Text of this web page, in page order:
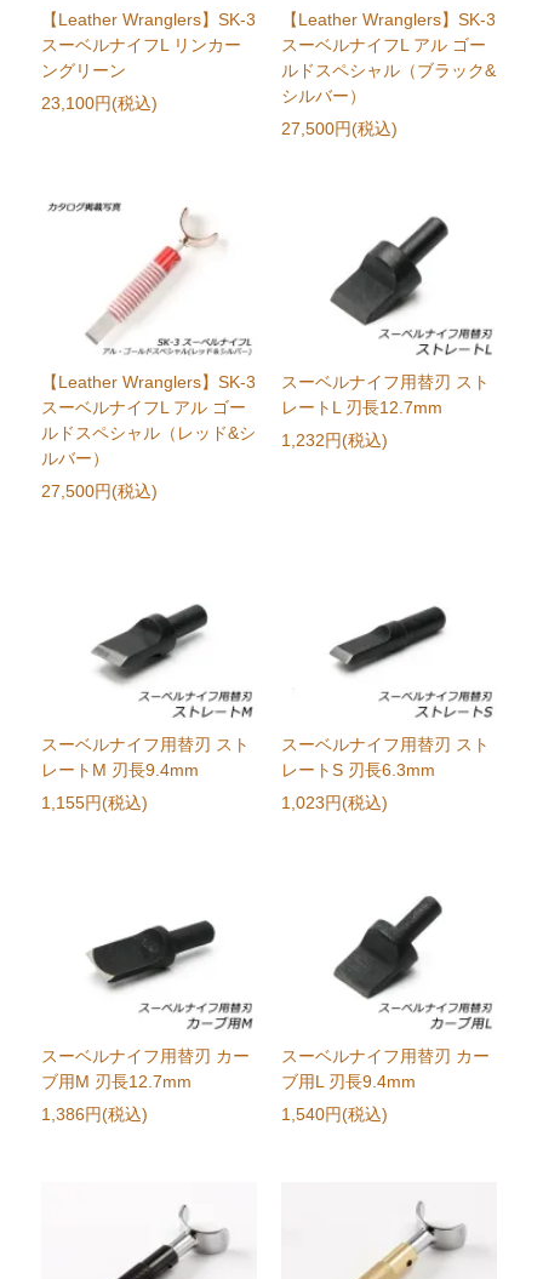
【Leather Wranglers】SK-3
スーベルナイフL リンカー
ングリーン
23,100円(税込)
【Leather Wranglers】SK-3
スーベルナイフL アル ゴー
ルドスペシャル（ブラック&
シルバー）
27,500円(税込)
【Leather Wranglers】SK-3
スーベルナイフL アル ゴー
ルドスペシャル（レッド&シ
ルバー）
27,500円(税込)
スーベルナイフ用替刃 スト
レートL 刃長12.7mm
1,232円(税込)
スーベルナイフ用替刃 スト
レートM 刃長9.4mm
1,155円(税込)
スーベルナイフ用替刃 スト
レートS 刃長6.3mm
1,023円(税込)
スーベルナイフ用替刃 カー
ブ用M 刃長12.7mm
1,386円(税込)
スーベルナイフ用替刃 カー
ブ用L 刃長9.4mm
1,540円(税込)